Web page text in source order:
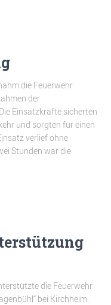
die Feuerwehr
der
Einsatzkräfte sicherten
und sorgten für einen
verlief ohne
Stunden war die
die Feuerwehr
bei Kirchheim.